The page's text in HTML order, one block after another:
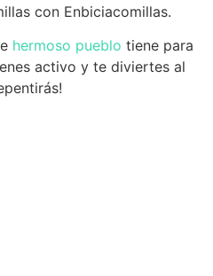
con Enbiciacomillas.
hermoso pueblo tiene para
activo y te diviertes al